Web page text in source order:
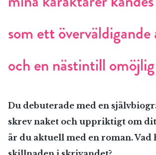
RÖSTA
E-post*
som ett överväldigande
och en nästintill
Du debuterade med en
skrev naket och uppriktigt om
är du aktuell med en roman. Vad